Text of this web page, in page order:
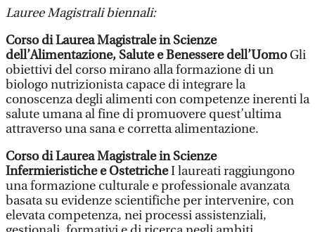
Lauree Magistrali biennali:
Corso di Laurea Magistrale in Scienze
dell’Alimentazione, Salute e Benessere dell’UomoGli
obiettivi del corso mirano alla formazione di un
biologo nutrizionista capace di integrare la
conoscenza degli alimenti con competenze inerenti la
salute umana al fine di promuovere quest’ultima
attraverso una sana e corretta alimentazione.
Corso di Laurea Magistrale in Scienze
Infermieristiche e OstetricheI laureati raggiungono
una formazione culturale e professionale avanzata
basata su evidenze scientifiche per intervenire, con
elevata competenza, nei processi assistenziali,